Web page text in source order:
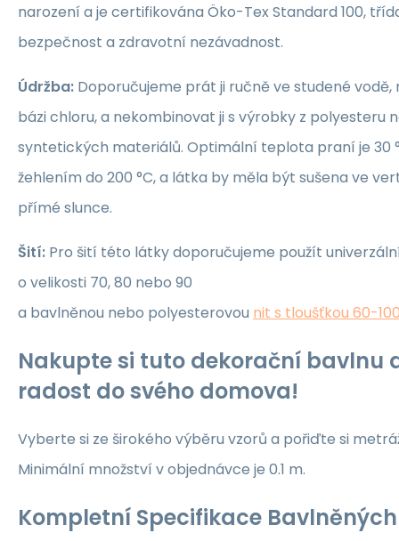
narození a je certifikována Öko-Tex Standard 100,
bezpečnost a zdravotní nezávadnost.
Údržba: Doporučujeme prát ji ručně ve studené
bázi chloru, a nekombinovat ji s výrobky z polyesteru
syntetických materiálů. Optimální teplota praní je 30
žehlením do 200 °C, a látka by měla být sušena ve
přímé slunce.
Šití: Pro šití této látky doporučujeme použít
o velikosti 70, 80 nebo 90
a bavlněnou nebo polyesterovou nit s tloušťkou 60-
Nakupte si tuto dekorační bavlnu
radost do svého domova!
Vyberte si ze širokého výběru vzorů a pořiďte si
Minimální množství v objednávce je 0.1 m.
Kompletní Specifikace